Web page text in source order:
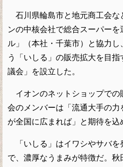
石川県輪島市と地元商工会な
ンの中核会社で総合スーパー
ル」（本社・千葉市）と協力し
う「いしる」の販売拡大を目
議会」を設立した。
イオンのネットショップでの
会のメンバーは「流通大手の
が全国に広まれば」と期待を込
「いしる」はイワシやサバを
で、濃厚なうまみが特徴だ。